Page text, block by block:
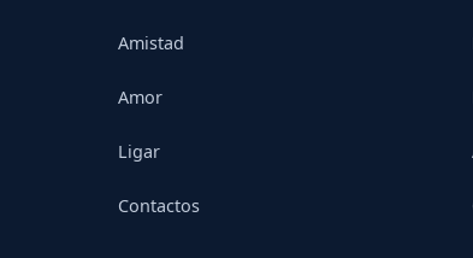
Amistad
Amor
Ligar
Contactos